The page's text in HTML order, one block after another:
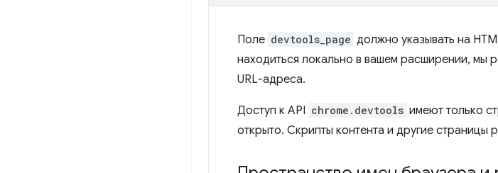
Поле devtools_page должно указывать на
находиться локально в вашем расширении, мы
URL-адреса.
Доступ к API chrome.devtools имеют только
открыто. Скрипты контента и другие страницы